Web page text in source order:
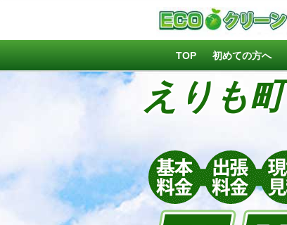
TOP 初めての方へ
えりも町